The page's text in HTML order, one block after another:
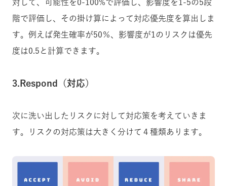
対して、可能性を0-100%で評価し、影響度を1-5の5段
階で評価し、その掛け算によって対応優先度を算出しま
す。 例えば発生確率が50％、影響度が1のリスクは優先
度は0.5と計算できます。
3.Respond（対応）
次に洗い出したリスクに対して対応策を考えていきま
す。リスクの対応策は大きく分けて４種類あります。